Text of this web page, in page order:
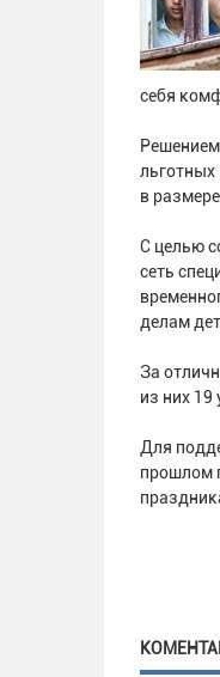
себя
льготных
в
С целью
сеть
делам
За
из них 19
Для
прошлом